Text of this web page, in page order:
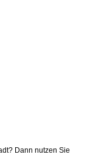
Dann nutzen Sie